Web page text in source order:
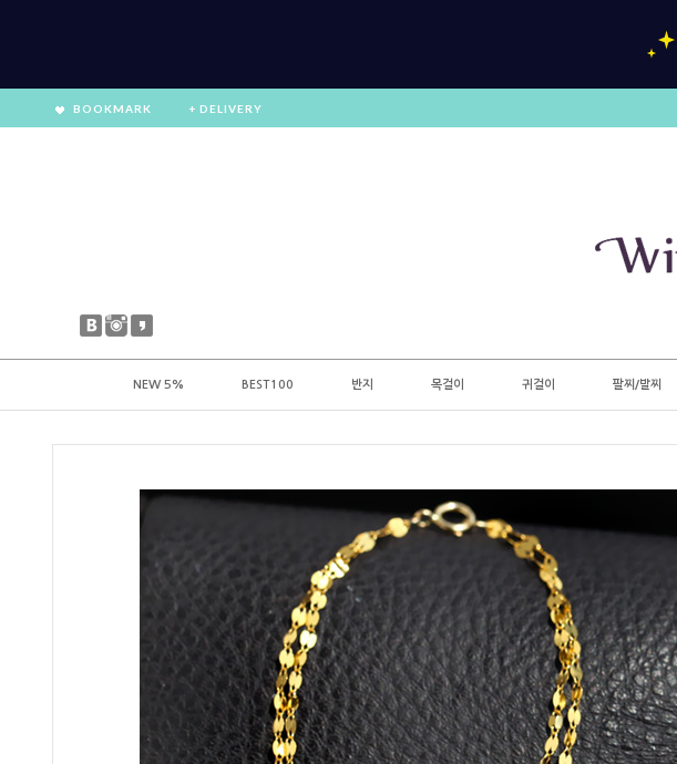
BOOKMARK + DELIVERY
NEW 5% BEST100 반지 목걸이 귀걸이 팔찌/발찌